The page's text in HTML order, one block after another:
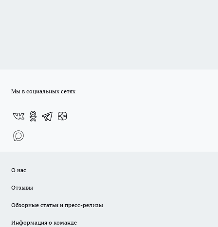
Мы в социальных сетях
О нас
Отзывы
Обзорные статьи и пресс-релизы
Информация о команде